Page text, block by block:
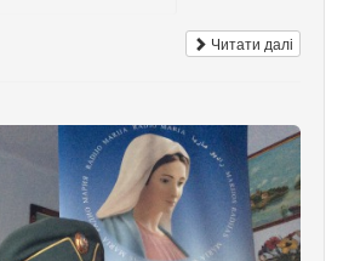
Читати далі